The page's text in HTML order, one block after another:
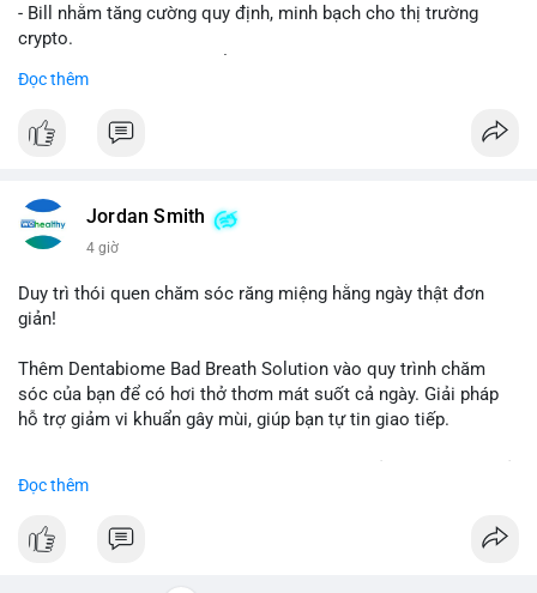
- Bill nhằm tăng cường quy định, minh bạch cho thị trường
crypto.
- Bill có thể ảnh hưởng pháp lý, hoạt động của các đồng tiền kỹ
$btc $eth
#vlikevn #titanbot
Đọc thêm
Jordan Smith
4 giờ
Duy trì thói quen chăm sóc răng miệng hằng ngày thật đơn
giản!
Thêm Dentabiome Bad Breath Solution vào quy trình chăm
sóc của bạn để có hơi thở thơm mát suốt cả ngày. Giải pháp
hỗ trợ giảm vi khuẩn gây mùi, giúp bạn tự tin giao tiếp.
lớn cho nụ cười khỏe mạnh.
#dentabiome #badbreathsolution
Đọc thêm